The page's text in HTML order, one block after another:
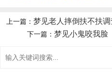
上一篇：梦见老人摔倒扶不扶
下一篇： 梦见小鬼咬我脸